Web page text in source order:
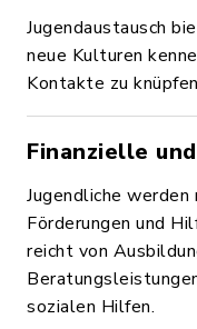
Jugendaustausch
neue Kulturen
Kontakte zu
Finanzielle
Jugendliche
Förderungen und
reicht von
sozialen Hilfen.